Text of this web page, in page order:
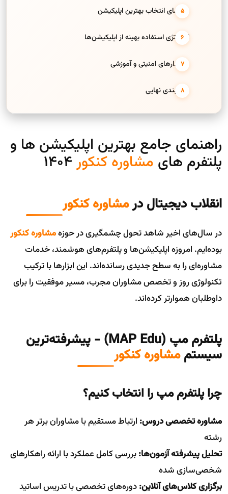
راهنمای انتخاب بهترین اپلیکیشن
استراتژی استفاده بهینه از اپلیکیشن‌ها
هشدارهای امنیتی و آموزشی
جمع‌بندی نهایی
راهنمای جامع بهترین اپلیکیشن ها و
پلتفرم های مشاوره کنکور1404
انقلاب دیجیتال درمشاوره کنکور
در سال‌های اخیر شاهد تحول چشمگیری در حوزهمشاوره کنکور
بوده‌ایم. امروزه اپلیکیشن‌ها و پلتفرم‌های هوشمند، خدمات
مشاوره‌ای را به سطح جدیدی رسانده‌اند. این ابزارها با ترکیب
تکنولوژی روز و تخصص مشاوران مجرب، مسیر موفقیت را برای
داوطلبان هموارتر کرده‌اند.
پلتفرم مپ (MAP Edu) - پیشرفته‌ترین
سیستممشاوره کنکور
چرا پلتفرم مپ را انتخاب کنیم؟
مشاوره تخصصی دروس: ارتباط مستقیم با مشاوران برتر هر
رشته
تحلیل پیشرفته آزمون‌ها:بررسی کامل عملکرد با ارائه راهکارهای
شخصی‌سازی شده
برگزاری کلاس‌های آنلاین:دوره‌های تخصصی با تدریس اساتید